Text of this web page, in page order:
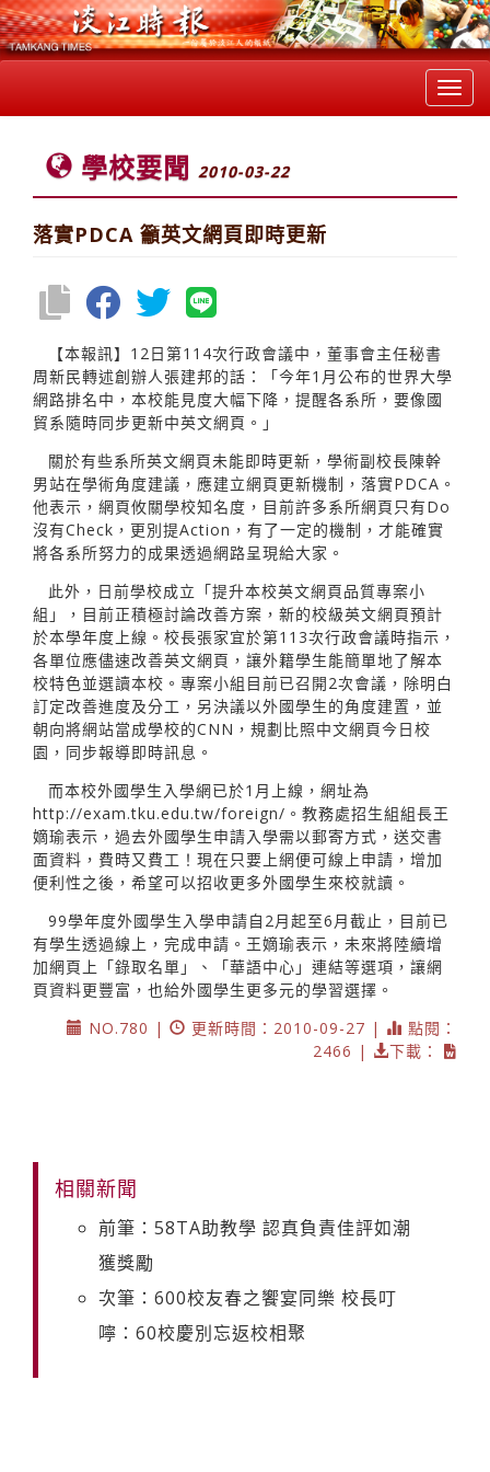
學校要聞 2010-03-22
落實PDCA 籲英文網頁即時更新
【本報訊】12日第114次行政會議中，董事會主任秘書
周新民轉述創辦人張建邦的話：「今年1月公布的世界大學
網路排名中，本校能見度大幅下降，提醒各系所，要像國
貿系隨時同步更新中英文網頁。」
關於有些系所英文網頁未能即時更新，學術副校長陳幹
男站在學術角度建議，應建立網頁更新機制，落實PDCA。
他表示，網頁攸關學校知名度，目前許多系所網頁只有Do
沒有Check，更別提Action，有了一定的機制，才能確實
將各系所努力的成果透過網路呈現給大家。
此外，日前學校成立「提升本校英文網頁品質專案小
組」，目前正積極討論改善方案，新的校級英文網頁預計
於本學年度上線。校長張家宜於第113次行政會議時指示，
各單位應儘速改善英文網頁，讓外籍學生能簡單地了解本
校特色並選讀本校。專案小組目前已召開2次會議，除明白
訂定改善進度及分工，另決議以外國學生的角度建置，並
朝向將網站當成學校的CNN，規劃比照中文網頁今日校
園，同步報導即時訊息。
而本校外國學生入學網已於1月上線，網址為
http://exam.tku.edu.tw/foreign/。教務處招生組組長王
嫡瑜表示，過去外國學生申請入學需以郵寄方式，送交書
面資料，費時又費工！現在只要上網便可線上申請，增加
便利性之後，希望可以招收更多外國學生來校就讀。
99學年度外國學生入學申請自2月起至6月截止，目前已
有學生透過線上，完成申請。王嫡瑜表示，未來將陸續增
加網頁上「錄取名單」、「華語中心」連結等選項，讓網
頁資料更豐富，也給外國學生更多元的學習選擇。
NO.780 |
更新時間：2010-09-27 |
點閱：
2466 |
下載：
相關新聞
前筆：58TA助教學 認真負責佳評如潮
獲獎勵
次筆：600校友春之饗宴同樂 校長叮
嚀：60校慶別忘返校相聚